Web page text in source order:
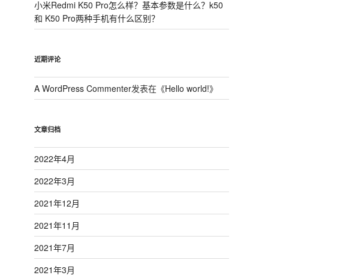
小米Redmi K50 Pro怎么样？基本参数是什么？k50
和 K50 Pro两种手机有什么区别？
近期评论
A WordPress Commenter发表在《Hello world!》
文章归档
2022年4月
2022年3月
2021年12月
2021年11月
2021年7月
2021年3月